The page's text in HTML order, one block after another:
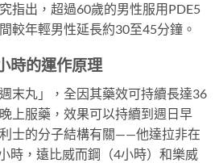
指出，超過60歲的男性服用PDE5
較年輕男性延長約30至45分鐘。
時的運作原理
末丸」，全因其藥效可持續長達36
上服藥，效果可以持續到週日早
士的分子結構有關——他達拉非在
時，遠比威而鋼（4小時）和樂威